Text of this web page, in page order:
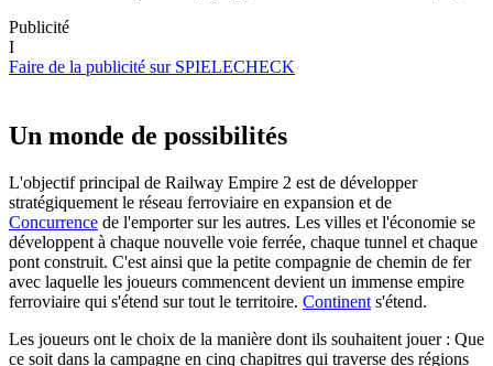
Publicité
I
Faire de la publicité sur SPIELECHECK
Un monde de possibilités
L'objectif principal de Railway Empire 2 est de développer
stratégiquement le réseau ferroviaire en expansion et de
Concurrence de l'emporter sur les autres. Les villes et l'économie se
développent à chaque nouvelle voie ferrée, chaque tunnel et chaque
pont construit. C'est ainsi que la petite compagnie de chemin de fer
avec laquelle les joueurs commencent devient un immense empire
ferroviaire qui s'étend sur tout le territoire. Continent s'étend.
Les joueurs ont le choix de la manière dont ils souhaitent jouer : Que
ce soit dans la campagne en cinq chapitres qui traverse des régions